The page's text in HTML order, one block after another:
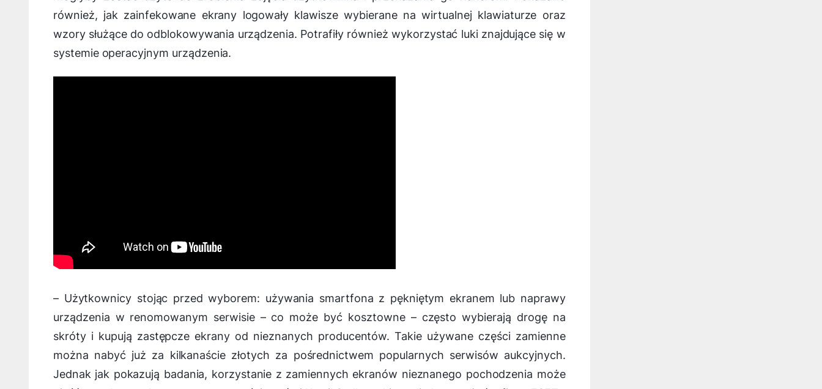
również, jak zainfekowane ekrany logowały klawisze wybierane na wirtualnej klawiaturze oraz
wzory służące do odblokowywania urządzenia. Potrafiły również wykorzystać luki znajdujące się w
systemie operacyjnym urządzenia.
–Użytkownicy stojąc przed wyborem: używania smartfona z pękniętym ekranem lub naprawy
urządzenia w renomowanym serwisie – co może być kosztowne – często wybierają drogę na
skróty i kupują zastępcze ekrany od nieznanych producentów. Takie używane części zamienne
można nabyć już za kilkanaście złotych za pośrednictwem popularnych serwisów aukcyjnych.
Jednak jak pokazują badania, korzystanie z zamiennych ekranów nieznanego pochodzenia może